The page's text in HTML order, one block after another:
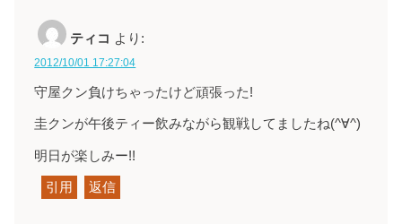
ティコ より:
2012/10/01 17:27:04
守屋クン負けちゃったけど頑張った!
圭クンが午後ティー飲みながら観戦してましたね(^∀^)
明日が楽しみー!!
引用 返信